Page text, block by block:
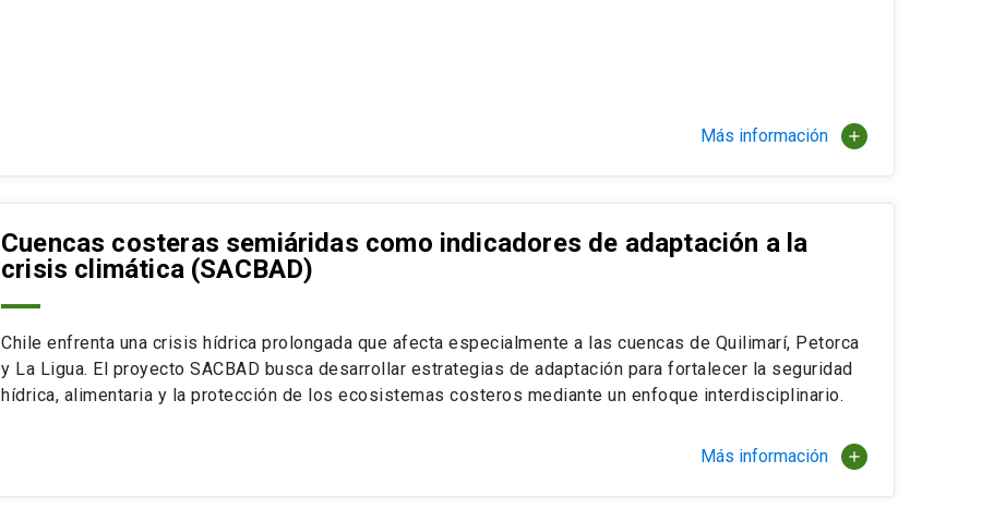
Más información add
Cuencas costeras semiáridas como indicadores de adaptación a la
crisis climática (SACBAD)
Chile enfrenta una crisis hídrica prolongada que afecta especialmente a las cuencas de Quilimarí, Petorca
y La Ligua. El proyecto SACBAD busca desarrollar estrategias de adaptación para fortalecer la seguridad
hídrica, alimentaria y la protección de los ecosistemas costeros mediante un enfoque interdisciplinario.
Más información add